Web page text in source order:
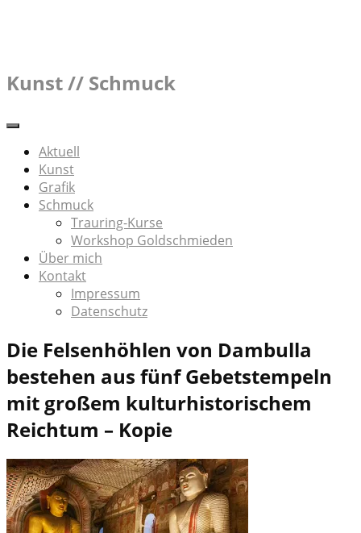
Kunst // Schmuck
Aktuell
Kunst
Grafik
Schmuck
Trauring-Kurse
Workshop Goldschmieden
Über mich
Kontakt
Impressum
Datenschutz
Die Felsenhöhlen von Dambulla
bestehen aus fünf Gebetstempeln
mit großem kulturhistorischem
Reichtum – Kopie